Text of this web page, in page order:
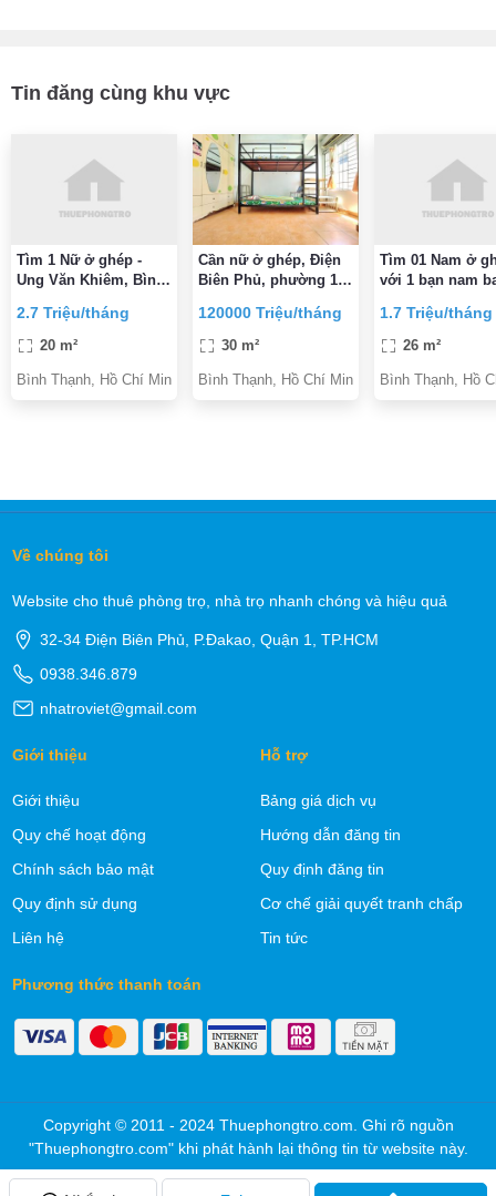
Tin đăng cùng khu vực
Tìm 1 Nữ ở ghép -
Ung Văn Khiêm, Bình
2người
2.7 Triệu/tháng
20 m²
Bình Thạnh, Hồ Chí Minh
Cần nữ ở ghép, Điện
Biên Phủ, phường 15,
Hồng Bàng, Thủy Lợi
120000 Triệu/tháng
30 m²
Bình Thạnh, Hồ Chí Minh
Tìm 01 Nam ở
với 1 bạn nam
1.7 Triệu/tháng
26 m²
Bình Thạnh, Hồ
Về chúng tôi
Website cho thuê phòng trọ, nhà trọ nhanh chóng và hiệu quả
32-34 Điện Biên Phủ, P.Đakao, Quận 1, TP.HCM
0938.346.879
nhatroviet@gmail.com
Giới thiệu
Giới thiệu
Quy chế hoạt động
Chính sách bảo mật
Quy định sử dụng
Liên hệ
Hỗ trợ
Bảng giá dịch vụ
Hướng dẫn đăng tin
Quy định đăng tin
Cơ chế giải quyết tranh chấp
Tin tức
Phương thức thanh toán
Copyright © 2011 - 2024 Thuephongtro.com. Ghi rõ nguồn
"Thuephongtro.com" khi phát hành lại thông tin từ website này.